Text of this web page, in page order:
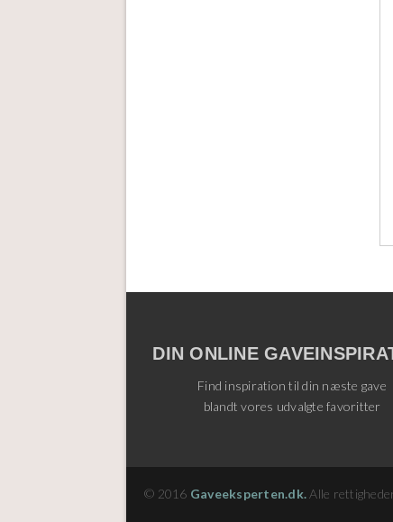
DIN ONLINE
Find inspiration til din næste gave
blandt vores udvalgte favoritter
© 2016 Gaveeksperten.dk. Alle